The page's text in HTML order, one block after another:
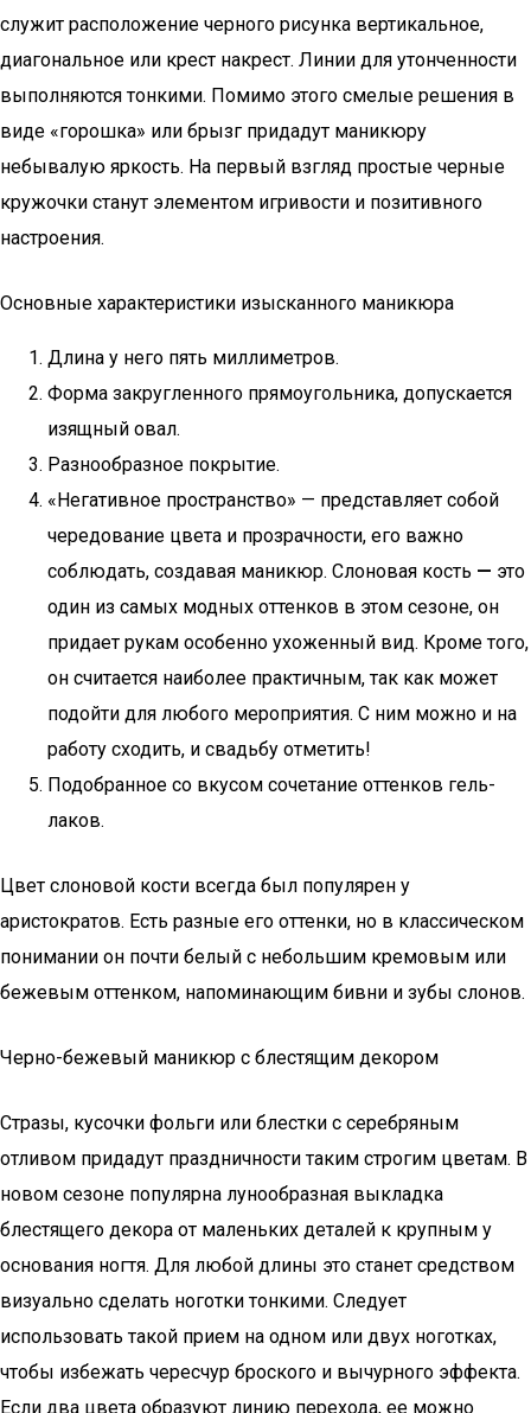
служит расположение черного рисунка вертикальное,
диагональное или крест накрест. Линии для утонченности
выполняются тонкими. Помимо этого смелые решения в
виде «горошка» или брызг придадут маникюру
небывалую яркость. На первый взгляд простые черные
кружочки станут элементом игривости и позитивного
настроения.
Основные характеристики изысканного маникюра
Длина у него пять миллиметров.
Форма закругленного прямоугольника, допускается
изящный овал.
Разнообразное покрытие.
«Негативное пространство» — представляет собой
чередование цвета и прозрачности, его важно
соблюдать, создавая маникюр. Слоновая кость — это
один из самых модных оттенков в этом сезоне, он
придает рукам особенно ухоженный вид. Кроме того,
он считается наиболее практичным, так как может
подойти для любого мероприятия. С ним можно и на
работу сходить, и свадьбу отметить!
Подобранное со вкусом сочетание оттенков гель-
лаков.
Цвет слоновой кости всегда был популярен у
аристократов. Есть разные его оттенки, но в классическом
понимании он почти белый с небольшим кремовым или
бежевым оттенком, напоминающим бивни и зубы слонов.
Черно-бежевый маникюр с блестящим декором
Стразы, кусочки фольги или блестки с серебряным
отливом придадут праздничности таким строгим цветам. В
новом сезоне популярна лунообразная выкладка
блестящего декора от маленьких деталей к крупным у
основания ногтя. Для любой длины это станет средством
визуально сделать ноготки тонкими. Следует
использовать такой прием на одном или двух ноготках,
чтобы избежать чересчур броского и вычурного эффекта.
Если два цвета образуют линию перехода, ее можно